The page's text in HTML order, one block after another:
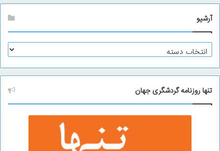
آرشیو
آ
ر
ش
ی
و
تنها روزنامه گردشگری جهان